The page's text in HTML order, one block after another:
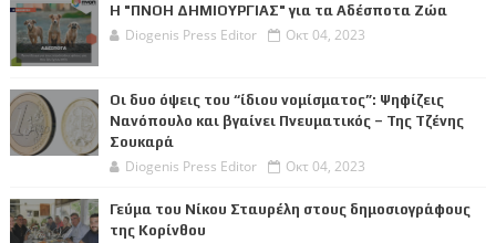
Η "ΠΝΟΗ ΔΗΜΙΟΥΡΓΙΑΣ" για τα Αδέσποτα Ζώα
Diogenis Press Editor Οκτ 04, 2023
Οι δυο όψεις του “ίδιου νομίσματος”: Ψηφίζεις
Νανόπουλο και βγαίνει Πνευματικός – Της Τζένης
Σουκαρά
Diogenis Press Editor Οκτ 04, 2023
Γεύμα του Νίκου Σταυρέλη στους δημοσιογράφους
της Κορίνθου